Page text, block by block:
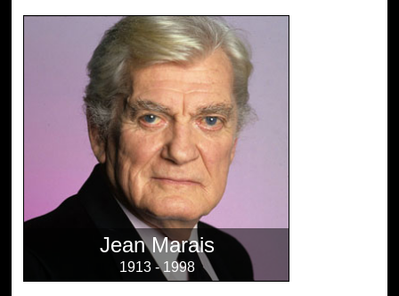
Jean Marais
1913 - 1998